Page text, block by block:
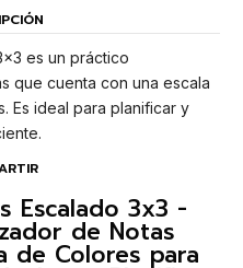
es un práctico
que cuenta con una escala
Es ideal para planificar y
Escalado 3x3 -
de Notas
de Colores para